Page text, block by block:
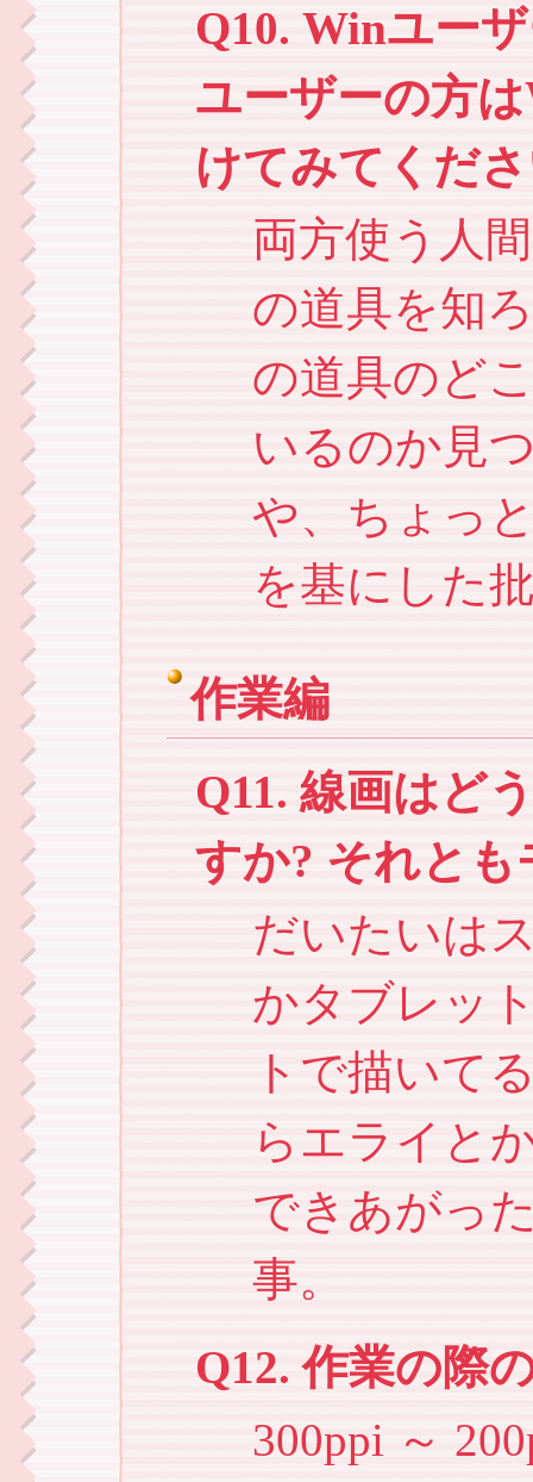
Q10. Winユー
ユーザーの方
けてみてくだ
両方使う人
の道具を知
の道具のど
いるのか見
や、ちょっ
を基にした
作業編
Q11. 線画はど
すか? それとも
だいたいは
かタブレッ
トで描いて
らエライと
できあがっ
事。
Q12. 作業の際
300ppi ～